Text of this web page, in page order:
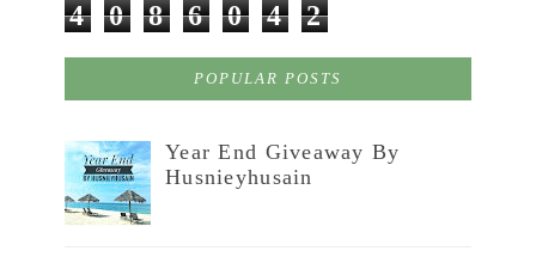
4 0 8 6 0 4 2
POPULAR POSTS
Year End Giveaway By
Husnieyhusain